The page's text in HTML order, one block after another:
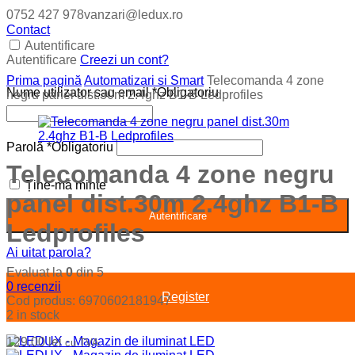
0752 427 978vanzari@ledux.ro
Contact
Autentificare
Autentificare Creezi un cont?
Nume utilizator sau email*Obligatoriu
Parolă *Obligatoriu
Ține-mă minte
Autentificare
Ai uitat parola?
Register
Prima pagină Automatizari si Smart Telecomanda 4 zone
negru panel dist.30m 2.4ghz B1-B Ledprofiles
Telecomanda 4 zone negru
panel dist.30m 2.4ghz B1-B
Ledprofiles
Evaluat la0din 5
0 recenzii
Cod produs: 6970602181947
2 in stock
129.00lei cu TVA